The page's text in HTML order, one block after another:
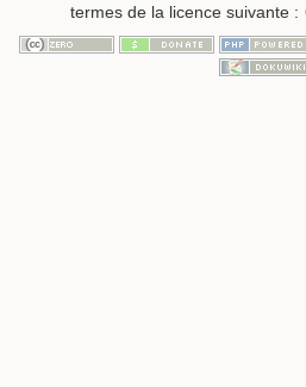
termes de la licence suivante :